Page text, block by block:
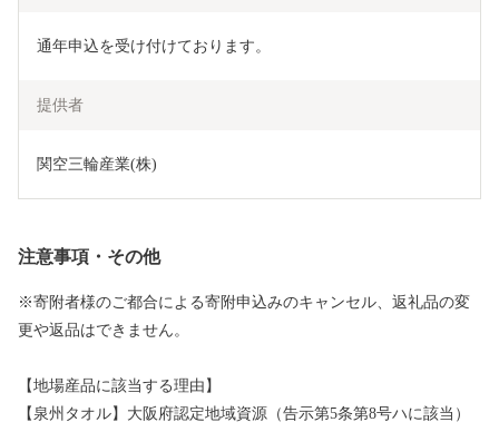
通年申込を受け付けております。
提供者
関空三輪産業(株)
注意事項・その他
※寄附者様のご都合による寄附申込みのキャンセル、返礼品の変
更や返品はできません。
【地場産品に該当する理由】
【泉州タオル】大阪府認定地域資源（告示第5条第8号ハに該当）